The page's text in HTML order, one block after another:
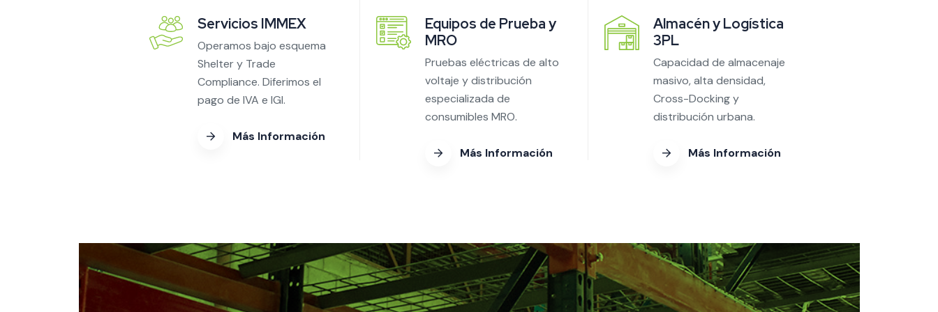
Servicios IMMEX
Operamos bajo esquema
Shelter y Trade
Compliance. Diferimos el
pago de IVA e IGI.
Más Información
Equipos de Prueba y
MRO
Pruebas eléctricas de alto
voltaje y distribución
especializada de
consumibles MRO.
Más Información
Almacén y Logística
3PL
Capacidad de almacenaje
masivo, alta densidad,
Cross-Docking y
distribución urbana.
Más Información